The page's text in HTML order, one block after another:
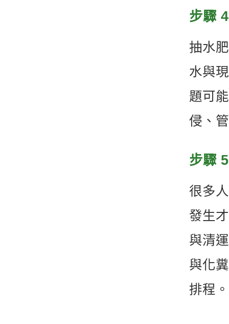
步驟
抽水
水與
題可
侵、
步驟
很多
發生
與清
與化
排程。